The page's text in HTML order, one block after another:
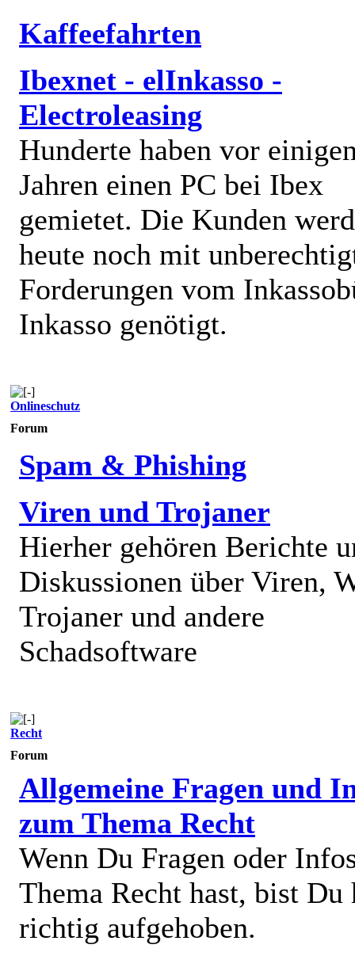
Kaffeefahrten
Ibexnet - elInkasso -
Electroleasing
Hunderte haben vor
Jahren einen PC bei Ibex
gemietet. Die Kunden
heute noch mit
Forderungen vom
Inkasso genötigt.
Onlineschutz
Forum
Spam & Phishing
Viren und Trojaner
Hierher gehören Berichte
Diskussionen über Viren,
Trojaner und andere
Schadsoftware
Recht
Forum
Allgemeine Fragen und
zum Thema Recht
Wenn Du Fragen oder
Thema Recht hast, bist Du
richtig aufgehoben.